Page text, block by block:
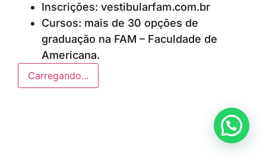
Inscrições: vestibularfam.com.br
Cursos: mais de 30 opções de
graduação na FAM – Faculdade de
Americana.
Carregando...